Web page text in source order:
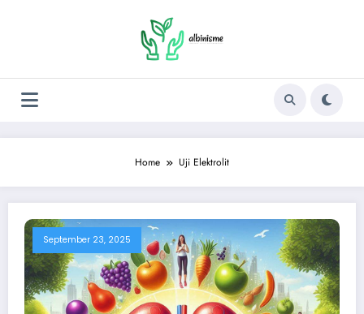
Home Uji Elektrolit
September 23, 2025